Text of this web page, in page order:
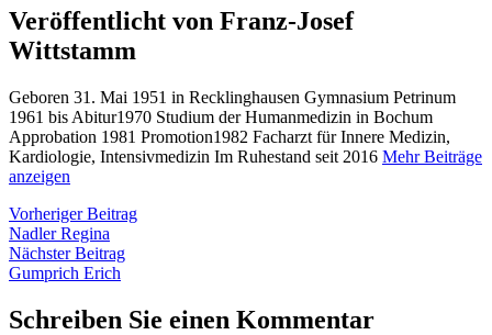
Veröffentlicht von Franz-Josef
Wittstamm
Geboren 31. Mai 1951 in Recklinghausen Gymnasium Petrinum
1961 bis Abitur1970 Studium der Humanmedizin in Bochum
Approbation 1981 Promotion1982 Facharzt für Innere Medizin,
Kardiologie, Intensivmedizin Im Ruhestand seit 2016 Mehr Beiträge
anzeigen
Beitragsnavigation
Vorheriger BeitragVorheriger
Nadler Regina
Nächster BeitragNächster
Gumprich Erich
Schreiben Sie einen Kommentar